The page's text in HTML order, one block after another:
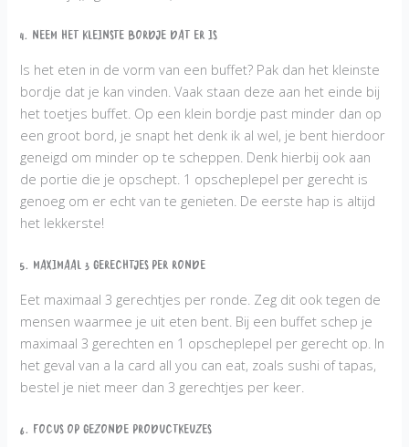
4. Neem het kleinste bordje dat er is
Is het eten in de vorm van een buffet? Pak dan het kleinste
bordje dat je kan vinden. Vaak staan deze aan het einde bij
het toetjes buffet. Op een klein bordje past minder dan op
een groot bord, je snapt het denk ik al wel, je bent hierdoor
geneigd om minder op te scheppen. Denk hierbij ook aan
de portie die je opschept. 1 opscheplepel per gerecht is
genoeg om er echt van te genieten. De eerste hap is altijd
het lekkerste!
5. Maximaal 3 gerechtjes per ronde
Eet maximaal 3 gerechtjes per ronde. Zeg dit ook tegen de
mensen waarmee je uit eten bent. Bij een buffet schep je
maximaal 3 gerechten en 1 opscheplepel per gerecht op. In
het geval van a la card all you can eat, zoals sushi of tapas,
bestel je niet meer dan 3 gerechtjes per keer.
6. Focus op gezonde productkeuzes